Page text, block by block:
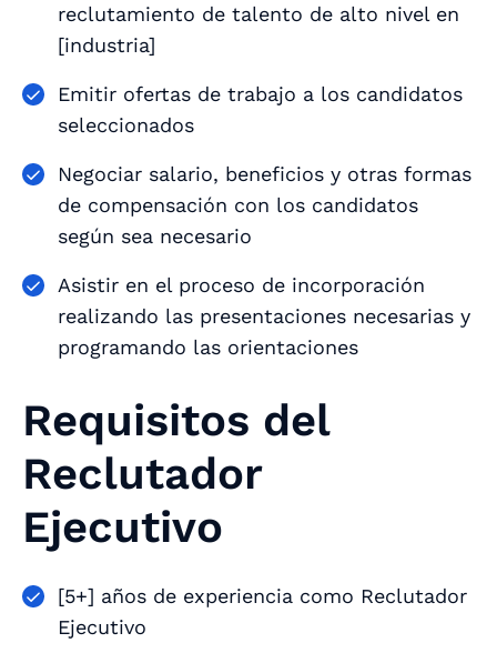
reclutamiento de talento de alto nivel en
[industria]
Emitir ofertas de trabajo a los candidatos
seleccionados
Negociar salario, beneficios y otras formas
de compensación con los candidatos
según sea necesario
Asistir en el proceso de incorporación
realizando las presentaciones necesarias y
programando las orientaciones
Requisitos del
Reclutador
Ejecutivo
[5+] años de experiencia como Reclutador
Ejecutivo